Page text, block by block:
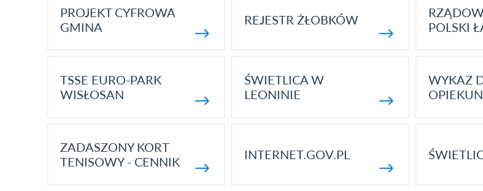
PROJEKT CYFROWA
GMINA
REJESTR ŻŁOBKÓW
POLSKI
TSSE EURO-PARK
WISŁOSAN
ŚWIETLICA W
LEONINIE
WYKAZ
ZADASZONY KORT
TENISOWY - CENNIK
INTERNET.GOV.PL